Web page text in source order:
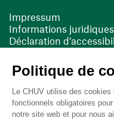
Impressum
Informations juridiques
Déclaration
Cookies
(ouvre une